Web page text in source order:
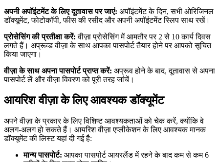
अपनी अपॉइंटमेंट के लिए दूतावास पर जाएं: अपॉइंटमेंट के दिन, सभी ओरिजिनल
डॉक्यूमेंट, फोटोकॉपी, फीस की रसीद और अपनी अपॉइंटमेंट स्लिप साथ रखें।
प्रोसेसिंग की प्रतीक्षा करें: वीज़ा प्रोसेसिंग में आमतौर पर 2 से 10 कार्य दिवस
लगते हैं। अप्रूव्ड वीज़ा के साथ आपका पासपोर्ट तैयार होने पर आपको सूचित
किया जाएगा।
वीज़ा के साथ अपना पासपोर्ट प्राप्त करें: अप्रूव होने के बाद, दूतावास से अपना
पासपोर्ट लें और वीज़ा विवरण को पूरी तरह जांचें।
आयरिश वीज़ा के लिए आवश्यक डॉक्यूमेंट
अपने वीज़ा के प्रकार के लिए विशिष्ट आवश्यकताओं को चेक करें, क्योंकि वे
अलग-अलग हो सकते हैं। आयरिश वीज़ा एप्लीकेशन के लिए आवश्यक मानक
डॉक्यूमेंट की लिस्ट यहां दी गई है:
मान्य पासपोर्ट: आपका पासपोर्ट आयरलैंड में रहने के बाद कम से कम 6